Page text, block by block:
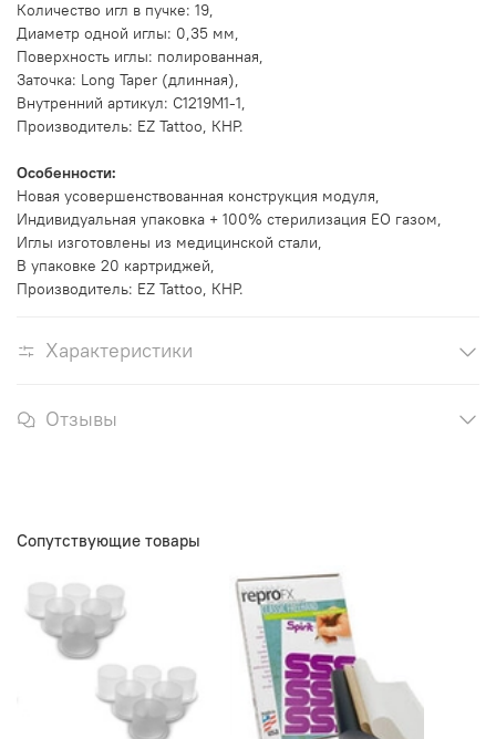
Количество игл в пучке: 19,
Диаметр одной иглы: 0,35 мм,
Поверхность иглы: полированная,
Заточка: Long Taper (длинная),
Внутренний артикул: C1219M1-1,
Производитель: EZ Tattoo, КНР.
Особенности:
Новая усовершенствованная конструкция модуля,
Индивидуальная упаковка + 100% стерилизация EO газом,
Иглы изготовлены из медицинской стали,
В упаковке 20 картриджей,
Производитель: EZ Tattoo, КНР.
Характеристики
Отзывы
Сопутствующие товары